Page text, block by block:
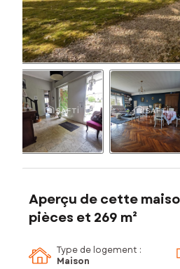
Aperçu de cette
pièces et 269 m²
Type de logement :
Maison